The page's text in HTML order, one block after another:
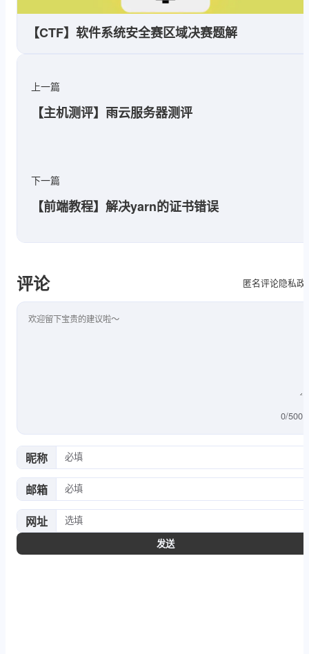
【CTF】软件系统安全赛区域决赛题解
上一篇
【主机测评】雨云服务器测评
下一篇
【前端教程】解决yarn的证书错误
评论 匿名评论隐私政
评论内容
0/500
昵称
邮箱
网址
发送